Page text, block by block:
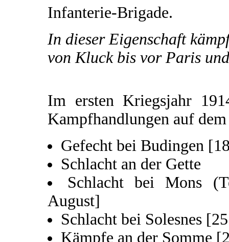
Infanterie-Brigade.
In dieser Eigenschaft
von Kluck bis vor Paris
Im ersten Kriegsjahr
Kampfhandlungen auf
Gefecht bei Budingen
Schlacht an der Gette
Schlacht bei Mons
August]
Schlacht bei Solesnes
Kämpfe an der Somme